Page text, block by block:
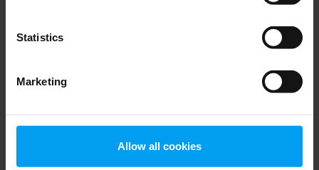
Statistics
Marketing
Allow all cookies